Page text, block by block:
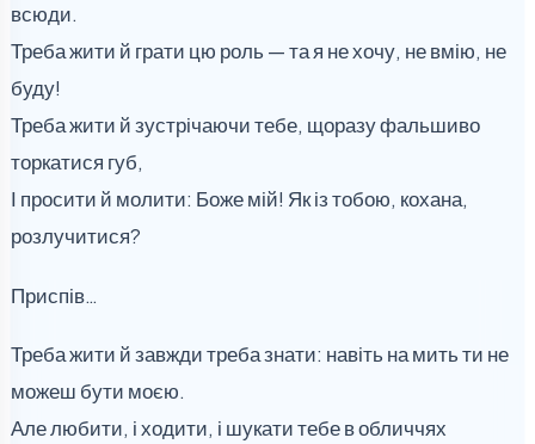
всюди.
Треба жити й грати цю роль — та я не хочу, не вмію, не
буду!
Треба жити й зустрічаючи тебе, щоразу фальшиво
торкатися губ,
І просити й молити: Боже мій! Як із тобою, кохана,
розлучитися?
Приспів…
Треба жити й завжди треба знати: навіть на мить ти не
можеш бути моєю.
Але любити, і ходити, і шукати тебе в обличчях